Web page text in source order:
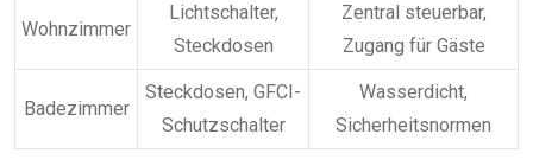
Wohnzimmer
Lichtschalter,
Steckdosen
Zentral steuerbar,
Zugang für Gäste
Badezimmer
Steckdosen, GFCI-
Schutzschalter
Wasserdicht,
Sicherheitsnormen